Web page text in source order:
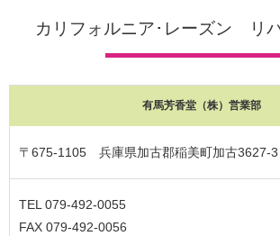
カリフォルニア･レーズン リ
有馬芳香堂（株）営業部
〒675-1105 兵庫県加古郡稲美町加古3627-3
TEL 079-492-0055
FAX 079-492-0056